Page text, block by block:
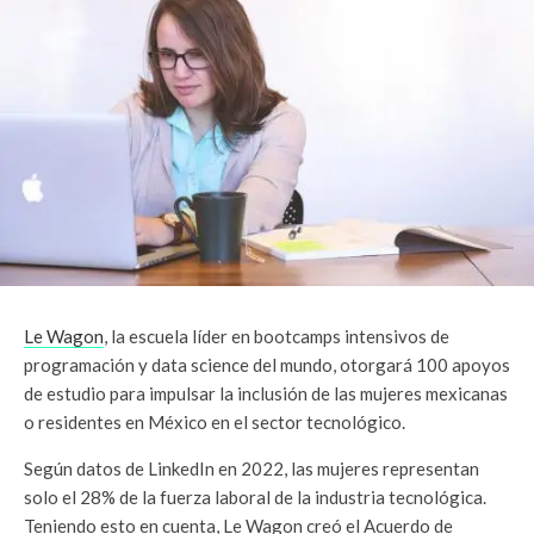
Le Wagon, la escuela líder en bootcamps intensivos de
programación y data science del mundo, otorgará 100 apoyos
de estudio para impulsar la inclusión de las mujeres mexicanas
o residentes en México en el sector tecnológico.
Según datos de LinkedIn en 2022, las mujeres representan
solo el 28% de la fuerza laboral de la industria tecnológica.
Teniendo esto en cuenta, Le Wagon creó el Acuerdo de